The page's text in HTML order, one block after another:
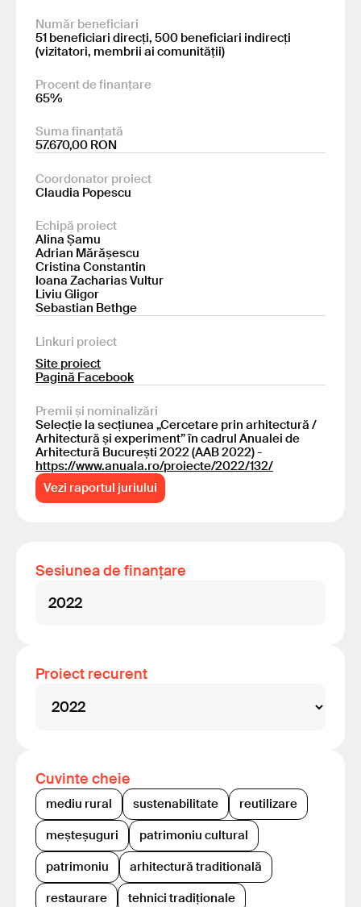
Număr beneficiari
51 beneficiari direcți, 500 beneficiari indirecți
(vizitatori, membrii ai comunității)
Procent de finanțare
65%
Suma finanțată
57.670,00 RON
Coordonator proiect
Claudia Popescu
Echipă proiect
Alina Șamu
Adrian Mărășescu
Cristina Constantin
Ioana Zacharias Vultur
Liviu Gligor
Sebastian Bethge
Linkuri proiect
Site proiect
Pagină Facebook
Premii și nominalizări
Selecție la secțiunea „Cercetare prin arhitectură /
Arhitectură și experiment” în cadrul Anualei de
Arhitectură București 2022 (AAB 2022) -
https://www.anuala.ro/proiecte/2022/132/
Vezi raportul juriului
Sesiunea de finanțare
2022
Proiect recurent
Cuvinte cheie
mediu rural sustenabilitate
reutilizare
meșteșuguri
patrimoniu cultural
patrimoniu
arhitectură traditională
restaurare
tehnici tradiționale